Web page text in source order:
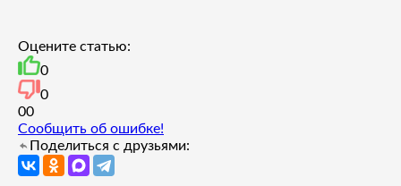
Оцените статью:
0
0
00
Сообщить об ошибке!
Поделиться с друзьями: